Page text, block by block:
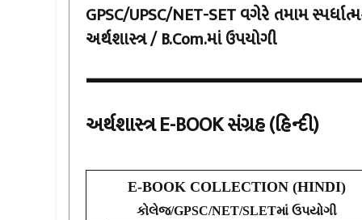
GPSC/UPSC/NET-SET વગેરે તમામ
અર્થશાસ્ત્ર / B.Com.માં ઉપયોગી
અર્થશાસ્ત્ર E-BOOK સંગ્રહ (હિન્દી)
E-BOOK COLLECTION (HINDI)
કોલેજ/GPSC/NET/SLETમાં ઉપયોગી